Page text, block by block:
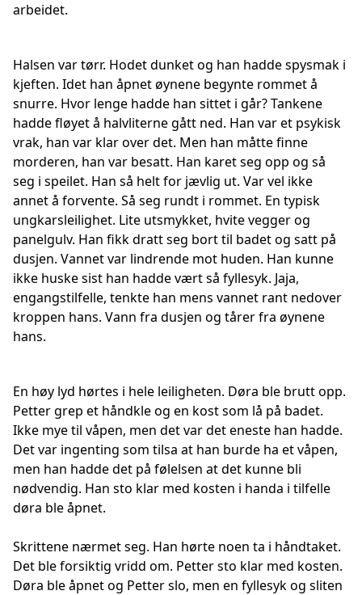
arbeidet.
Halsen var tørr. Hodet dunket og han hadde spysmak i
kjeften. Idet han åpnet øynene begynte rommet å
snurre. Hvor lenge hadde han sittet i går? Tankene
hadde fløyet å halvliterne gått ned. Han var et psykisk
vrak, han var klar over det. Men han måtte finne
morderen, han var besatt. Han karet seg opp og så
seg i speilet. Han så helt for jævlig ut. Var vel ikke
annet å forvente. Så seg rundt i rommet. En typisk
ungkarsleilighet. Lite utsmykket, hvite vegger og
panelgulv. Han fikk dratt seg bort til badet og satt på
dusjen. Vannet var lindrende mot huden. Han kunne
ikke huske sist han hadde vært så fyllesyk. Jaja,
engangstilfelle, tenkte han mens vannet rant nedover
kroppen hans. Vann fra dusjen og tårer fra øynene
hans.
En høy lyd hørtes i hele leiligheten. Døra ble brutt opp.
Petter grep et håndkle og en kost som lå på badet.
Ikke mye til våpen, men det var det eneste han hadde.
Det var ingenting som tilsa at han burde ha et våpen,
men han hadde det på følelsen at det kunne bli
nødvendig. Han sto klar med kosten i handa i tilfelle
døra ble åpnet.
Skrittene nærmet seg. Han hørte noen ta i håndtaket.
Det ble forsiktig vridd om. Petter sto klar med kosten.
Døra ble åpnet og Petter slo, men en fyllesyk og sliten